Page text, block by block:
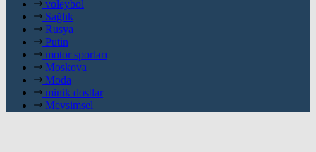
voleybol
Sağlık
Rusya
Putin
motor sporları
Moskova
Moda
minik dostlar
Mevsimsel